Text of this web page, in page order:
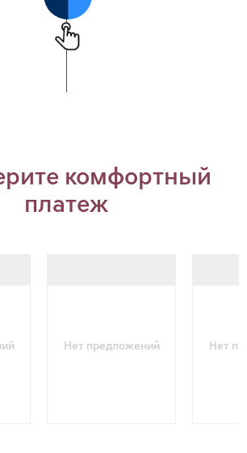
комфортный
платеж
Нет предложений Нет